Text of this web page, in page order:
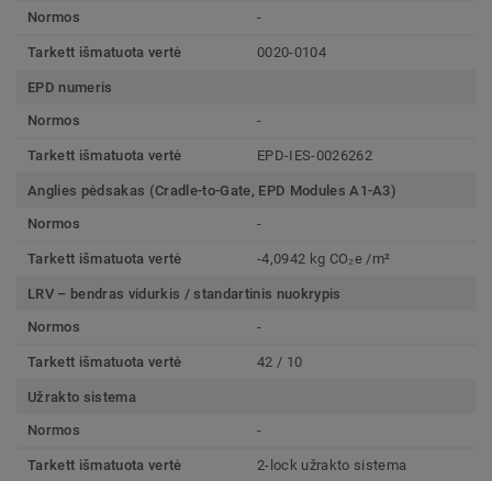
Normos
-
Tarkett išmatuota vertė 0020-0104
EPD numeris
Normos
-
Tarkett išmatuota vertė EPD-IES-0026262
Anglies pėdsakas (Cradle-to-Gate, EPD Modules A1-A3)
Normos
-
Tarkett išmatuota vertė -4,0942 kg CO₂e /m²
LRV – bendras vidurkis / standartinis nuokrypis
Normos
-
Tarkett išmatuota vertė 42 / 10
Užrakto sistema
Normos
-
Tarkett išmatuota vertė 2-lock užrakto sistema